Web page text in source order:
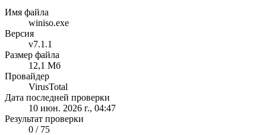
Имя файла
winiso.exe
Версия
v7.1.1
Размер файла
12,1 Мб
Провайдер
VirusTotal
Дата последней проверки
10 июн. 2026 г., 04:47
Результат проверки
0 / 75